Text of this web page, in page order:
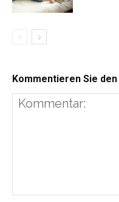
Kommentieren Sie